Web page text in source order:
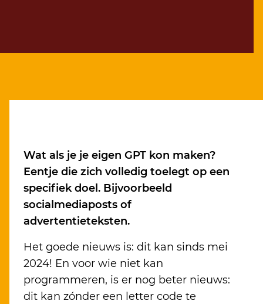
Wat als je je eigen GPT kon maken?
Eentje die zich volledig toelegt op een
specifiek doel. Bijvoorbeeld
socialmediaposts of
advertentieteksten.
Het goede nieuws is: dit kan sinds mei
2024! En voor wie niet kan
programmeren, is er nog beter nieuws:
dit kan zónder een letter code te